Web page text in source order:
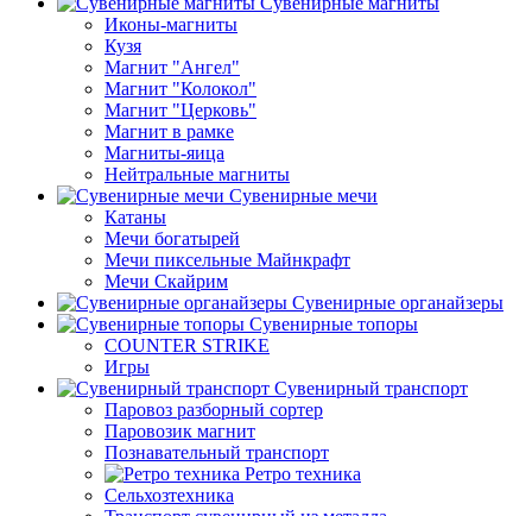
Иконы-магниты
Кузя
Магнит "Ангел"
Магнит "Колокол"
Магнит "Церковь"
Магнит в рамке
Магниты-яица
Нейтральные магниты
Сувенирные мечи
Катаны
Мечи богатырей
Мечи пиксельные Майнкрафт
Мечи Скайрим
Сувенирные органайзеры
Сувенирные топоры
COUNTER STRIKE
Игры
Сувенирный транспорт
Паровоз разборный сортер
Паровозик магнит
Познавательный транспорт
Ретро техника
Сельхозтехника